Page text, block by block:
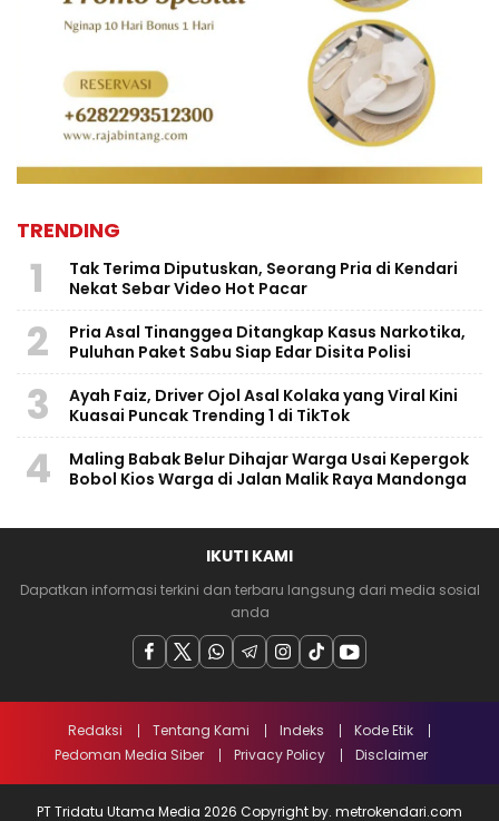
TRENDING
1
Tak Terima Diputuskan, Seorang Pria di Kendari
Nekat Sebar Video Hot Pacar
2
Pria Asal Tinanggea Ditangkap Kasus Narkotika,
Puluhan Paket Sabu Siap Edar Disita Polisi
3
Ayah Faiz, Driver Ojol Asal Kolaka yang Viral Kini
Kuasai Puncak Trending 1 di TikTok
4
Maling Babak Belur Dihajar Warga Usai Kepergok
Bobol Kios Warga di Jalan Malik Raya Mandonga
IKUTI KAMI
Dapatkan informasi terkini dan terbaru langsung dari media sosial
anda
Redaksi Tentang Kami Indeks
Kode Etik
Pedoman Media Siber
Privacy Policy Disclaimer
PT Tridatu Utama Media 2026 Copyright by. metrokendari.com